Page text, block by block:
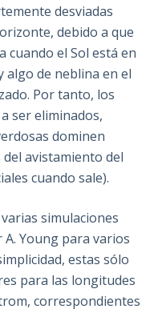
desviadas
debido a que
cuando el Sol está en
algo de neblina en el
Por tanto, los
ser eliminados,
dominen
avistamiento del
cuando sale).
simulaciones
Young para varios
estas sólo
para las longitudes
correspondientes